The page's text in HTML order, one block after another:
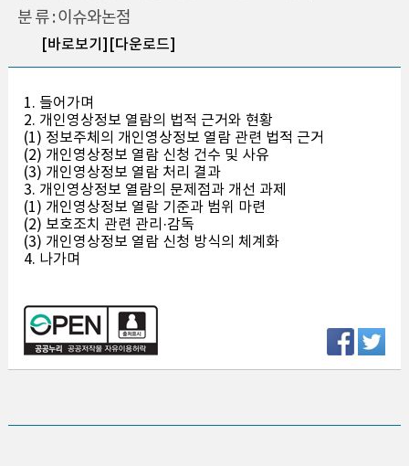
분 류 : 이슈와논점
[바로보기] [다운로드]
1. 들어가며
2. 개인영상정보 열람의 법적 근거와 현황
(1) 정보주체의 개인영상정보 열람 관련 법적 근거
(2) 개인영상정보 열람 신청 건수 및 사유
(3) 개인영상정보 열람 처리 결과
3. 개인영상정보 열람의 문제점과 개선 과제
(1) 개인영상정보 열람 기준과 범위 마련
(2) 보호조치 관련 관리·감독
(3) 개인영상정보 열람 신청 방식의 체계화
4. 나가며